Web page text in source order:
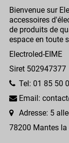
Bienvenue sur
accessoires
de produits de
espace en toute
Electroled-EIME
Siret 502947377
Tel: 01 85 50
Email:
Adresse: 5
78200 Mantes la